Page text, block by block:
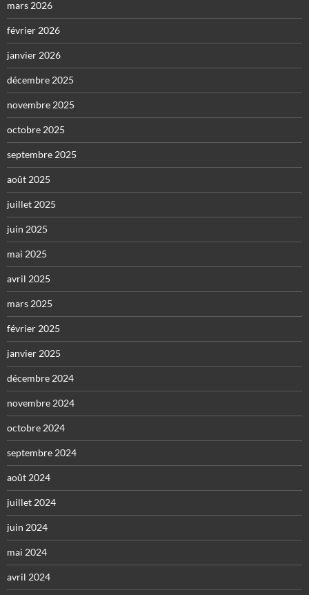
mars 2026
février 2026
janvier 2026
décembre 2025
novembre 2025
octobre 2025
septembre 2025
août 2025
juillet 2025
juin 2025
mai 2025
avril 2025
mars 2025
février 2025
janvier 2025
décembre 2024
novembre 2024
octobre 2024
septembre 2024
août 2024
juillet 2024
juin 2024
mai 2024
avril 2024